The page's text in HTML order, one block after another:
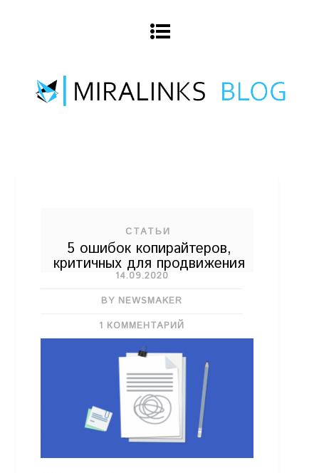
СТАТЬИ
5 ошибок копирайтеров,
критичных для продвижения
14.09.2020
BY NEWSMAKER
1 КОММЕНТАРИЙ